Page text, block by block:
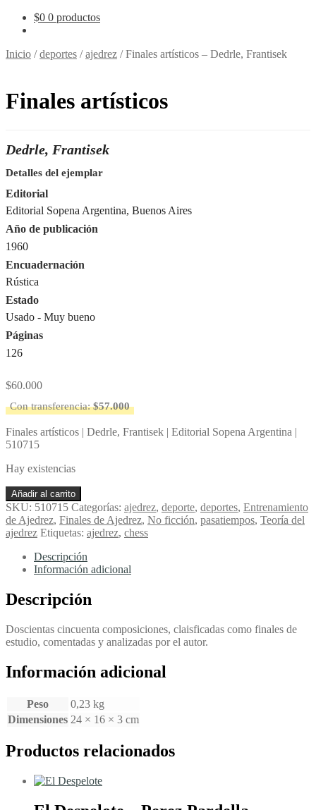
$0 0 productos
Inicio /deportes /ajedrez /Finales artísticos – Dedrle, Frantisek
Finales artísticos
Dedrle, Frantisek
Detalles del ejemplar
Editorial
Editorial Sopena Argentina, Buenos Aires
Año de publicación
1960
Encuadernación
Rústica
Estado
Usado - Muy bueno
Páginas
126
$60.000
Con transferencia:$57.000
Finales artísticos | Dedrle, Frantisek | Editorial Sopena Argentina |
510715
Hay existencias
Finales
artísticos
-
Dedrle,
Frantisek
cantidad
Añadir al carrito
SKU: 510715 Categorías: ajedrez, deporte, deportes, Entrenamiento
de Ajedrez, Finales de Ajedrez, No ficción, pasatiempos, Teoría del
ajedrez Etiquetas: ajedrez, chess
Descripción
Información adicional
Descripción
Doscientas cincuenta composiciones, claisficadas como finales de
estudio, comentadas y analizadas por el autor.
Información adicional
Peso
0,23 kg
Dimensiones 24 × 16 × 3 cm
Productos relacionados